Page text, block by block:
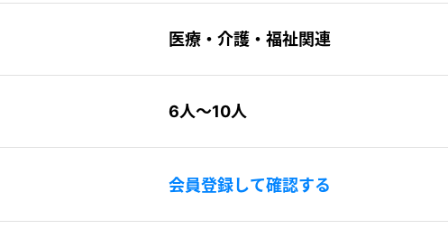
医療・介護・福祉関連
6人〜10人
会員登録して確認する